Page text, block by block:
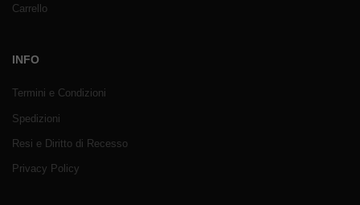
Carrello
INFO
Termini e Condizioni
Spedizioni
Resi e Diritto di Recesso
Privacy Policy